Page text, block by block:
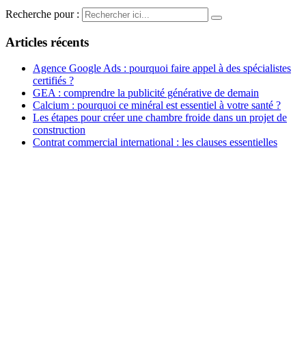
Recherche pour :
Articles récents
Agence Google Ads : pourquoi faire appel à des spécialistes
certifiés ?
GEA : comprendre la publicité générative de demain
Calcium : pourquoi ce minéral est essentiel à votre santé ?
Les étapes pour créer une chambre froide dans un projet de
construction
Contrat commercial international : les clauses essentielles